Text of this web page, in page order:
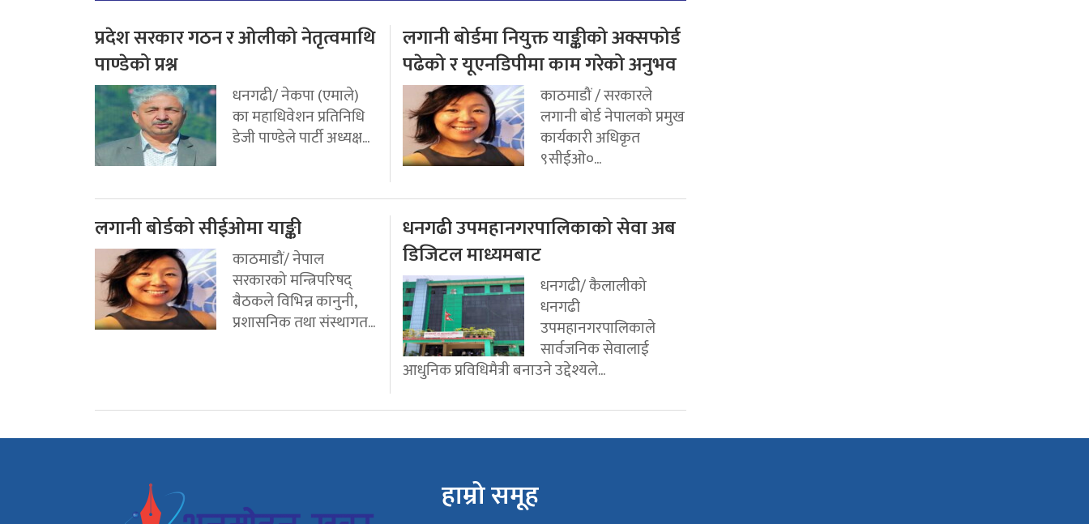
प्रदेश सरकार गठन र ओलीको नेतृत्वमाथि
पाण्डेको प्रश्न
धनगढी/ नेकपा (एमाले)
का महाधिवेशन प्रतिनिधि
डेजी पाण्डेले पार्टी अध्यक्ष...
लगानी बोर्डमा नियुक्त याङ्कीको अक्सफोर्ड
पढेको र यूएनडिपीमा काम गरेको अनुभव
काठमाडौं / सरकारले
लगानी बोर्ड नेपालको प्रमुख
कार्यकारी अधिकृत
९सीईओ०...
लगानी बोर्डको सीईओमा याङ्की
काठमाडौं/ नेपाल
सरकारको मन्त्रिपरिषद्
बैठकले विभिन्न कानुनी,
प्रशासनिक तथा संस्थागत...
धनगढी उपमहानगरपालिकाको सेवा अब
डिजिटल माध्यमबाट
धनगढी/ कैलालीको
धनगढी
उपमहानगरपालिकाले
सार्वजनिक सेवालाई
आधुनिक प्रविधिमैत्री बनाउने उद्देश्यले...
हाम्रो समूह